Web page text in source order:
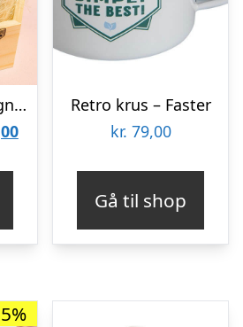
Trææske med regnbuerose
Den
kr. 49,00.
Retro krus – Faster
kr. 79,00
Gå til shop